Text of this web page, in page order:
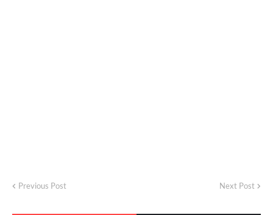
Previous Post Next Post